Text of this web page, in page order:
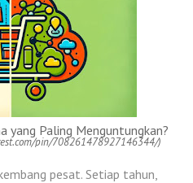
yang Paling Menguntungkan?
pin/708261478927146344/)
pesat. Setiap tahun,